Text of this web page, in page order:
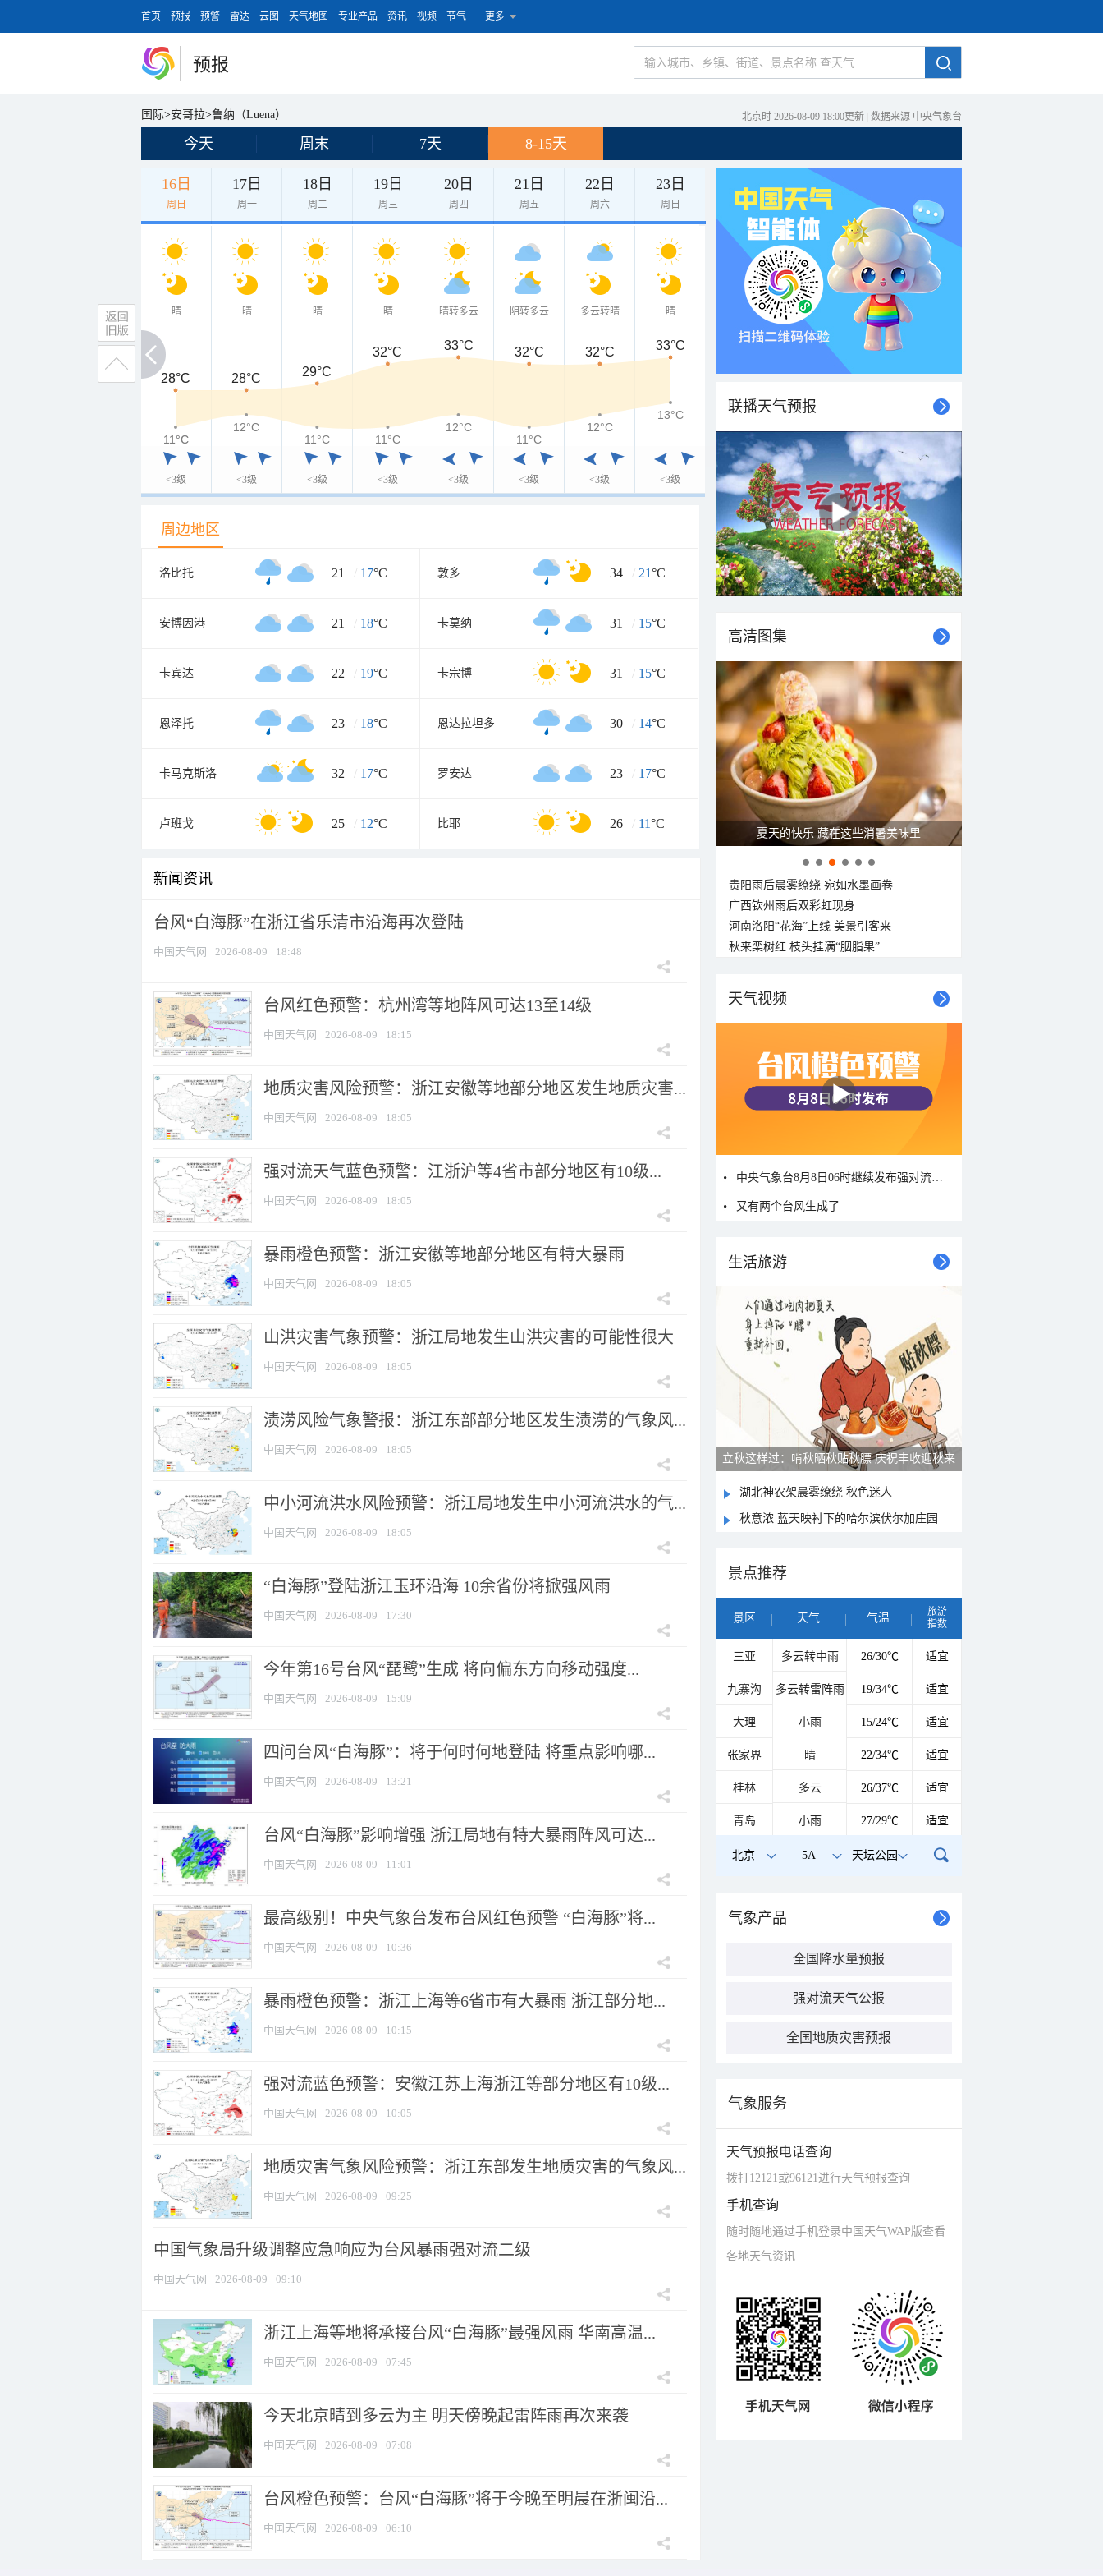
首页 预报 预警 雷达 云图 天气地图 专业产品 资讯 视频 节气 更多
预报
国际>安哥拉>鲁纳（Luena） 北京时 2026-08-09 18:00更新 数据来源 中央气象台
今天 周末 7天 8-15天
16日
周日
17日
周一
18日
周二
19日
周三
20日
周四
21日
周五
22日
周六
23日
周日
晴
<3级
晴
<3级
晴
<3级
晴
<3级
晴转多云
<3级
阴转多云
<3级
多云转晴
<3级
晴
<3级
28°C
28°C 28°C 29°C
32°C 33°C 32°C 32°C 33°C
11°C
11°C
12°C
11°C
11°C
12°C
11°C
12°C
13°C
周边地区
洛比托 21 / 17°C 敦多 34 / 21°C
安博因港 21 / 18°C 卡莫纳 31 / 15°C
卡宾达 22 / 19°C 卡宗博 31 / 15°C
恩泽托 23 / 18°C 恩达拉坦多 30 / 14°C
卡马克斯洛 32 / 17°C 罗安达 23 / 17°C
卢班戈 25 / 12°C 比耶 26 / 11°C
新闻资讯
台风“白海豚”在浙江省乐清市沿海再次登陆
中国天气网 2026-08-09 18:48
​台风红色预警：杭州湾等地阵风可达13至14级
中国天气网 2026-08-09 18:15
地质灾害风险预警：浙江安徽等地部分地区发生地质灾害...
中国天气网 2026-08-09 18:05
强对流天气蓝色预警：江浙沪等4省市部分地区有10级...
中国天气网 2026-08-09 18:05
暴雨橙色预警：浙江安徽等地部分地区有特大暴雨
中国天气网 2026-08-09 18:05
山洪灾害气象预警：浙江局地发生山洪灾害的可能性很大
中国天气网 2026-08-09 18:05
渍涝风险气象警报：浙江东部部分地区发生渍涝的气象风...
中国天气网 2026-08-09 18:05
中小河流洪水风险预警：浙江局地发生中小河流洪水的气...
中国天气网 2026-08-09 18:05
“白海豚”登陆浙江玉环沿海 10余省份将掀强风雨
中国天气网 2026-08-09 17:30
今年第16号台风“琵鹭”生成 将向偏东方向移动强度...
中国天气网 2026-08-09 15:09
四问台风“白海豚”：将于何时何地登陆 将重点影响哪...
中国天气网 2026-08-09 13:21
台风“白海豚”影响增强 浙江局地有特大暴雨阵风可达...
中国天气网 2026-08-09 11:01
最高级别！中央气象台发布台风红色预警 “白海豚”将...
中国天气网 2026-08-09 10:36
暴雨橙色预警：浙江上海等6省市有大暴雨 浙江部分地...
中国天气网 2026-08-09 10:15
强对流蓝色预警：安徽江苏上海浙江等部分地区有10级...
中国天气网 2026-08-09 10:05
地质灾害气象风险预警：浙江东部发生地质灾害的气象风...
中国天气网 2026-08-09 09:25
中国气象局升级调整应急响应为台风暴雨强对流二级
中国天气网 2026-08-09 09:10
浙江上海等地将承接台风“白海豚”最强风雨 华南高温...
中国天气网 2026-08-09 07:45
今天北京晴到多云为主 明天傍晚起雷阵雨再次来袭
中国天气网 2026-08-09 07:08
台风橙色预警：台风“白海豚”将于今晚至明晨在浙闽沿...
中国天气网 2026-08-09 06:10
联播天气预报
高清图集
夏天的快乐 藏在这些消暑美味里
贵阳雨后晨雾缭绕 宛如水墨画卷
广西钦州雨后双彩虹现身
河南洛阳“花海”上线 美景引客来
秋来栾树红 枝头挂满“胭脂果”
天气视频
中央气象台8月8日06时继续发布强对流天气蓝色预警
又有两个台风生成了
生活旅游
立秋这样过：啃秋晒秋贴秋膘 庆祝丰收迎秋来
湖北神农架晨雾缭绕 秋色迷人
秋意浓 蓝天映衬下的哈尔滨伏尔加庄园
景点推荐
景区 天气 气温
旅游
指数
三亚 多云转中雨 26/30℃ 适宜
九寨沟 多云转雷阵雨 19/34℃ 适宜
大理 小雨 15/24℃ 适宜
张家界 晴 22/34℃ 适宜
桂林 多云 26/37℃ 适宜
青岛 小雨 27/29℃ 适宜
北京 5A 天坛公园
气象产品
全国降水量预报
强对流天气公报
全国地质灾害预报
气象服务
天气预报电话查询
拨打12121或96121进行天气预报查询
手机查询
随时随地通过手机登录中国天气WAP版查看
各地天气资讯